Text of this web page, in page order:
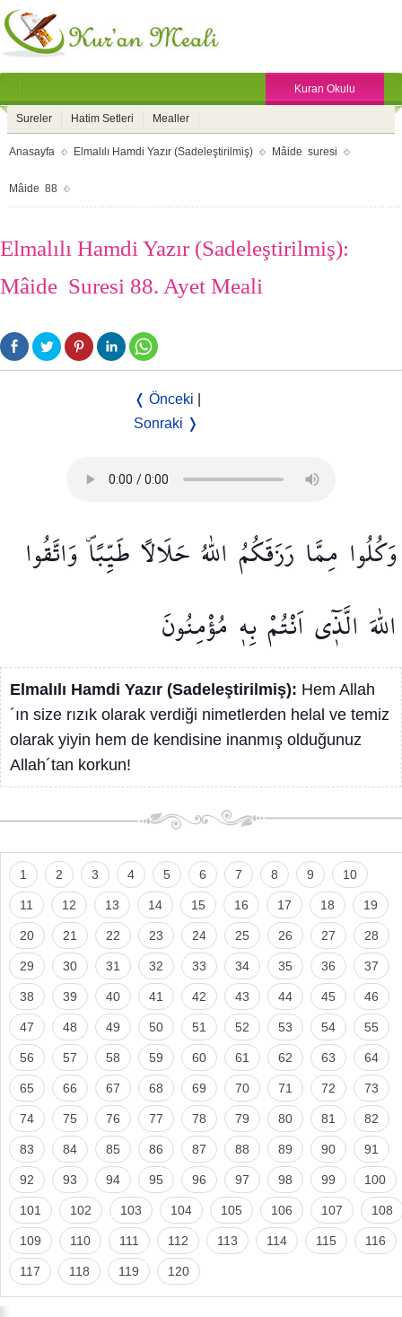
Kuran Okulu
Sureler Hatim Setleri Mealler
Anasayfa Elmalılı Hamdi Yazır (Sadeleştirilmiş) Mâide suresi
Mâide 88
Elmalılı Hamdi Yazır (Sadeleştirilmiş):
Mâide Suresi 88. Ayet Meali
❬ Önceki
Sonraki ❭
وَكُلُوا مِمَّا رَزَقَكُمُ اللّٰهُ حَلَالًا طَيِّبًاۖوَاتَّقُوا
اللّٰهَ الَّذ۪ٓياَنْتُمْبِه۪ مُؤْمِنُونَ
Elmalılı Hamdi Yazır (Sadeleştirilmiş): Hem Allah
´ın size rızık olarak verdiği nimetlerden helal ve temiz
olarak yiyin hem de kendisine inanmış olduğunuz
Allah´tan korkun!
1 2 3 4 5 6 7 8 9 10
11 12 13 14 15 16 17 18 19
20 21 22 23 24 25 26 27 28
29 30 31 32 33 34 35 36 37
38 39 40 41 42 43 44 45 46
47 48 49 50 51 52 53 54 55
56 57 58 59 60 61 62 63 64
65 66 67 68 69 70 71 72 73
74 75 76 77 78 79 80 81 82
83 84 85 86 87 88 89 90 91
92 93 94 95 96 97 98 99 100
101 102 103 104 105 106 107 108
109 110 111 112 113 114 115 116
117 118 119 120